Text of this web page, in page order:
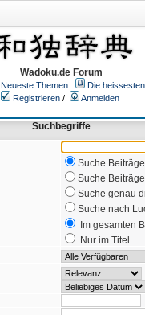
Wadoku.de Forum
Neueste Themen
Die
Registrieren /
Anmelden
Suchbegriffe
Suche
Suche
Suche genau
Suche nach
Im gesamten
Nur im Titel